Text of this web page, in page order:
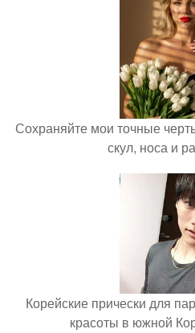
Сохраняйте мои точные
скул, носа и
Корейские прически для
красоты в южной